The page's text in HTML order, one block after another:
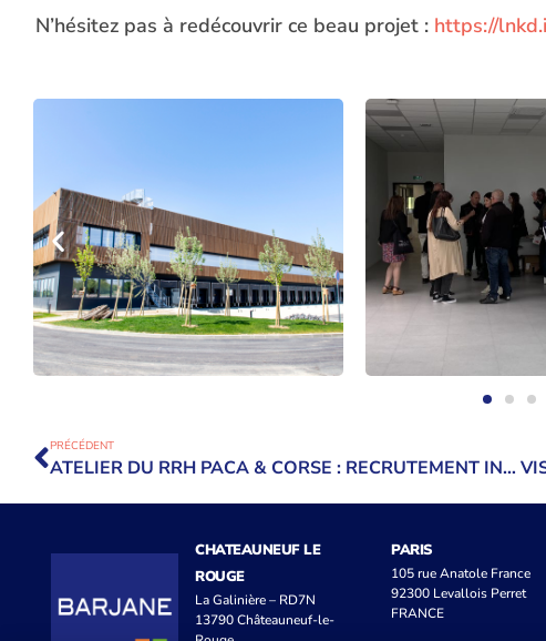
N’hésitez pas à redécouvrir ce beau projet : https://
PRÉCÉDENT
ATELIER DU RRH PACA & CORSE : RECRUTEMENT INCLUSIF
CHATEAUNEUF LE
ROUGE
La Galinière – RD7N
13790 Châteauneuf-le-
PARIS
105 rue Anatole France
92300 Levallois Perret
FRANCE